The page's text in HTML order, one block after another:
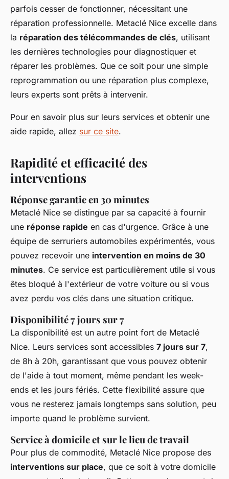
parfois cesser de fonctionner, nécessitant une
réparation professionnelle. Metaclé Nice excelle dans
la réparation des télécommandes de clés, utilisant
les dernières technologies pour diagnostiquer et
réparer les problèmes. Que ce soit pour une simple
reprogrammation ou une réparation plus complexe,
leurs experts sont prêts à intervenir.
Pour en savoir plus sur leurs services et obtenir une
aide rapide, allez sur ce site.
Rapidité et efficacité des
interventions
Réponse garantie en 30 minutes
Metaclé Nice se distingue par sa capacité à fournir
une réponse rapide en cas d'urgence. Grâce à une
équipe de serruriers automobiles expérimentés, vous
pouvez recevoir une intervention en moins de 30
minutes. Ce service est particulièrement utile si vous
êtes bloqué à l'extérieur de votre voiture ou si vous
avez perdu vos clés dans une situation critique.
Disponibilité 7 jours sur 7
La disponibilité est un autre point fort de Metaclé
Nice. Leurs services sont accessibles 7 jours sur 7,
de 8h à 20h, garantissant que vous pouvez obtenir
de l'aide à tout moment, même pendant les week-
ends et les jours fériés. Cette flexibilité assure que
vous ne resterez jamais longtemps sans solution, peu
importe quand le problème survient.
Service à domicile et sur le lieu de travail
Pour plus de commodité, Metaclé Nice propose des
interventions sur place, que ce soit à votre domicile